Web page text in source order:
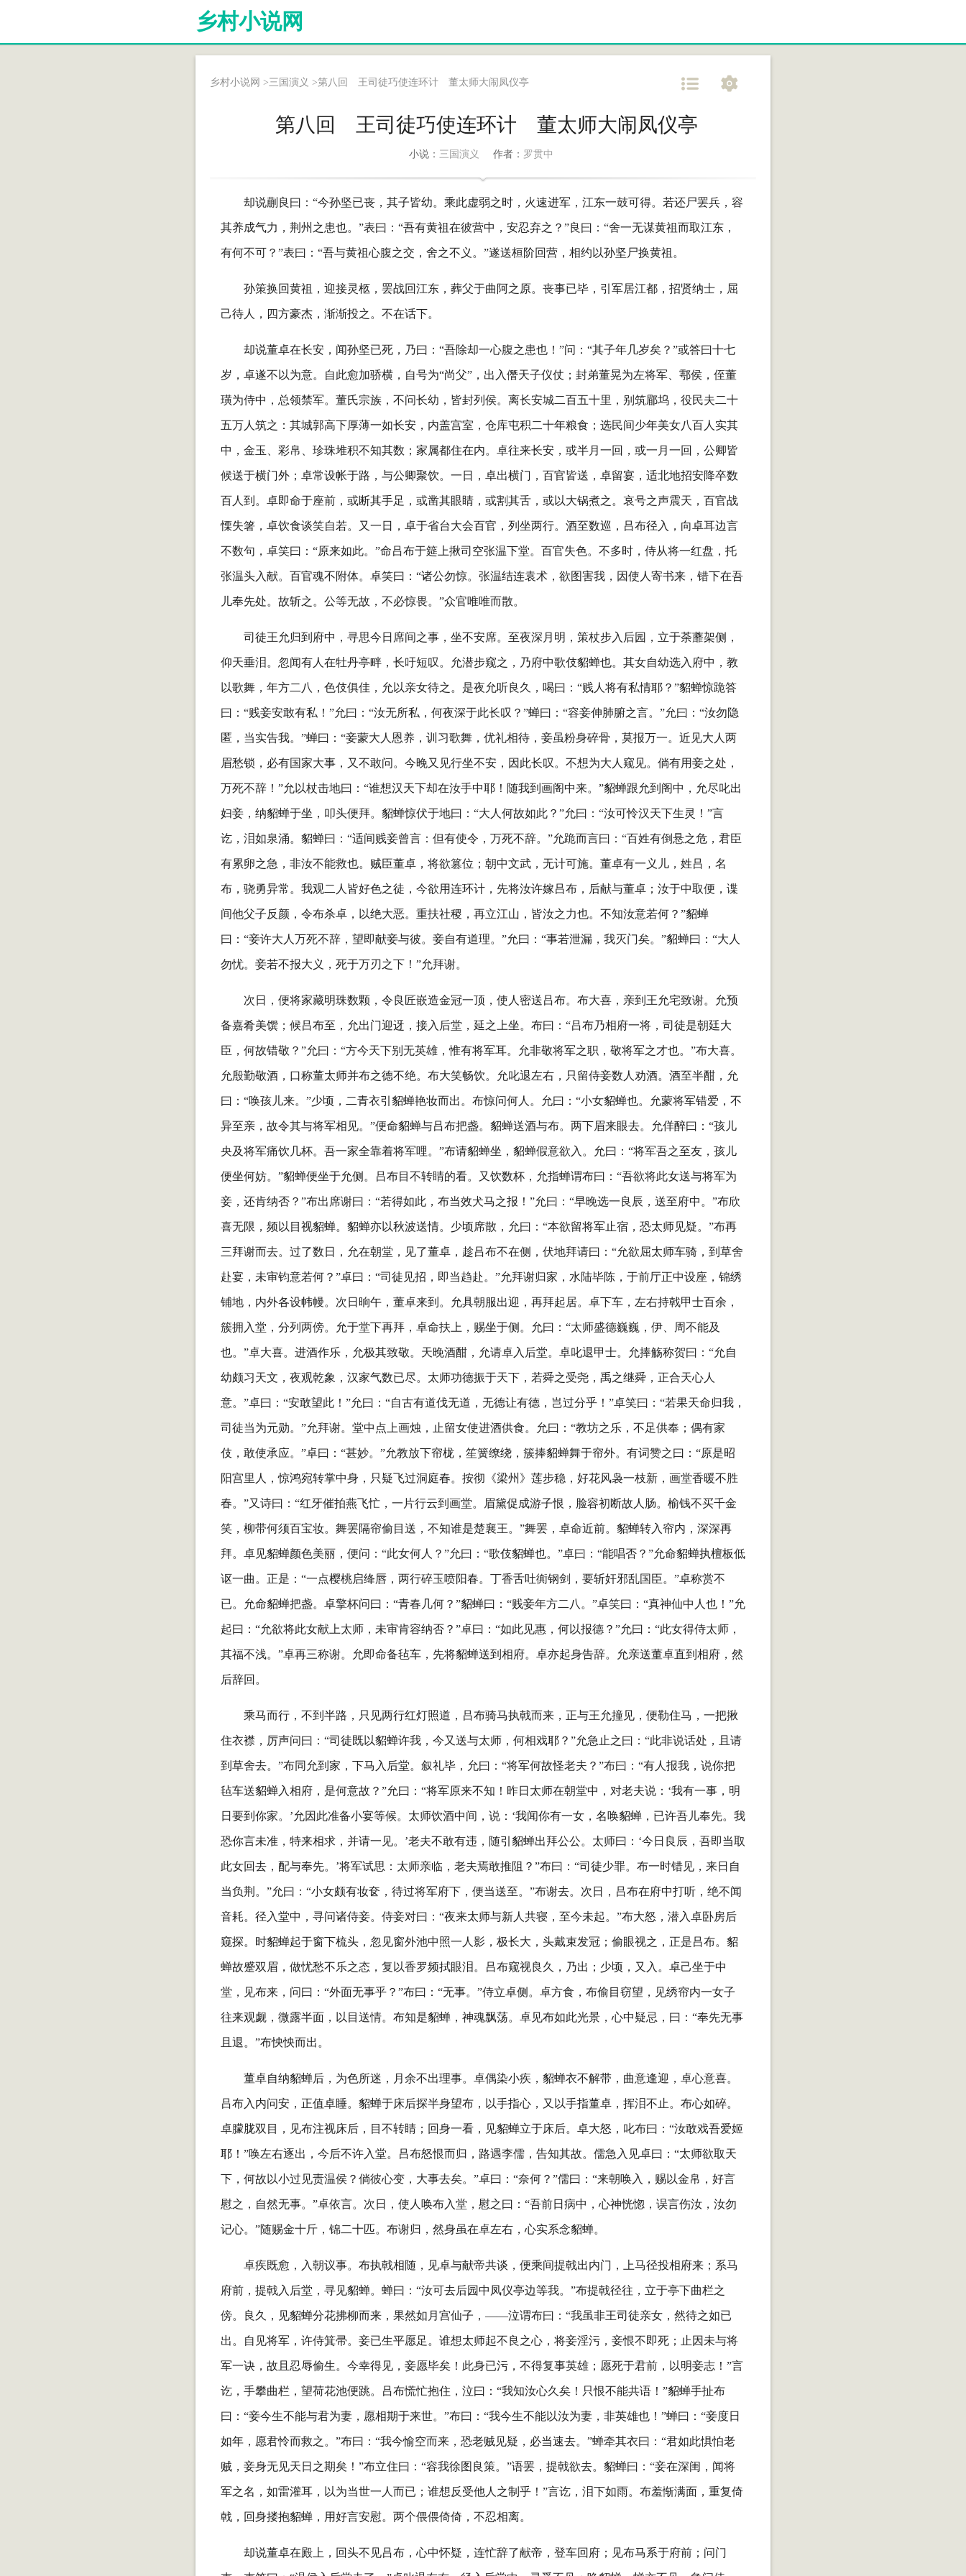
乡村小说网
乡村小说网 >三国演义 >第八回 王司徒巧使连环计 董太师大闹凤仪亭
第八回 王司徒巧使连环计 董太师大闹凤仪亭
小说： 三国演义 作者： 罗贯中
却说蒯良曰：“今孙坚已丧，其子皆幼。乘此虚弱之时，火速进军，江东一鼓可得。若还尸罢兵，容
其养成气力，荆州之患也。”表曰：“吾有黄祖在彼营中，安忍弃之？”良曰：“舍一无谋黄祖而取江东，
有何不可？”表曰：“吾与黄祖心腹之交，舍之不义。”遂送桓阶回营，相约以孙坚尸换黄祖。
孙策换回黄祖，迎接灵柩，罢战回江东，葬父于曲阿之原。丧事已毕，引军居江都，招贤纳士，屈
己待人，四方豪杰，渐渐投之。不在话下。
却说董卓在长安，闻孙坚已死，乃曰：“吾除却一心腹之患也！”问：“其子年几岁矣？”或答曰十七
岁，卓遂不以为意。自此愈加骄横，自号为“尚父”，出入僭天子仪仗；封弟董晃为左将军、鄠侯，侄董
璜为侍中，总领禁军。董氏宗族，不问长幼，皆封列侯。离长安城二百五十里，别筑郿坞，役民夫二十
五万人筑之：其城郭高下厚薄一如长安，内盖宫室，仓库屯积二十年粮食；选民间少年美女八百人实其
中，金玉、彩帛、珍珠堆积不知其数；家属都住在内。卓往来长安，或半月一回，或一月一回，公卿皆
候送于横门外；卓常设帐于路，与公卿聚饮。一日，卓出横门，百官皆送，卓留宴，适北地招安降卒数
百人到。卓即命于座前，或断其手足，或凿其眼睛，或割其舌，或以大锅煮之。哀号之声震天，百官战
慄失箸，卓饮食谈笑自若。又一日，卓于省台大会百官，列坐两行。酒至数巡，吕布径入，向卓耳边言
不数句，卓笑曰：“原来如此。”命吕布于筵上揪司空张温下堂。百官失色。不多时，侍从将一红盘，托
张温头入献。百官魂不附体。卓笑曰：“诸公勿惊。张温结连袁术，欲图害我，因使人寄书来，错下在吾
儿奉先处。故斩之。公等无故，不必惊畏。”众官唯唯而散。
司徒王允归到府中，寻思今日席间之事，坐不安席。至夜深月明，策杖步入后园，立于荼蘼架侧，
仰天垂泪。忽闻有人在牡丹亭畔，长吁短叹。允潜步窥之，乃府中歌伎貂蝉也。其女自幼选入府中，教
以歌舞，年方二八，色伎俱佳，允以亲女待之。是夜允听良久，喝曰：“贱人将有私情耶？”貂蝉惊跪答
曰：“贱妾安敢有私！”允曰：“汝无所私，何夜深于此长叹？”蝉曰：“容妾伸肺腑之言。”允曰：“汝勿隐
匿，当实告我。”蝉曰：“妾蒙大人恩养，训习歌舞，优礼相待，妾虽粉身碎骨，莫报万一。近见大人两
眉愁锁，必有国家大事，又不敢问。今晚又见行坐不安，因此长叹。不想为大人窥见。倘有用妾之处，
万死不辞！”允以杖击地曰：“谁想汉天下却在汝手中耶！随我到画阁中来。”貂蝉跟允到阁中，允尽叱出
妇妾，纳貂蝉于坐，叩头便拜。貂蝉惊伏于地曰：“大人何故如此？”允曰：“汝可怜汉天下生灵！”言
讫，泪如泉涌。貂蝉曰：“适间贱妾曾言：但有使令，万死不辞。”允跪而言曰：“百姓有倒悬之危，君臣
有累卵之急，非汝不能救也。贼臣董卓，将欲篡位；朝中文武，无计可施。董卓有一义儿，姓吕，名
布，骁勇异常。我观二人皆好色之徒，今欲用连环计，先将汝许嫁吕布，后献与董卓；汝于中取便，谍
间他父子反颜，令布杀卓，以绝大恶。重扶社稷，再立江山，皆汝之力也。不知汝意若何？”貂蝉
曰：“妾许大人万死不辞，望即献妾与彼。妾自有道理。”允曰：“事若泄漏，我灭门矣。”貂蝉曰：“大人
勿忧。妾若不报大义，死于万刃之下！”允拜谢。
次日，便将家藏明珠数颗，令良匠嵌造金冠一顶，使人密送吕布。布大喜，亲到王允宅致谢。允预
备嘉肴美馔；候吕布至，允出门迎迓，接入后堂，延之上坐。布曰：“吕布乃相府一将，司徒是朝廷大
臣，何故错敬？”允曰：“方今天下别无英雄，惟有将军耳。允非敬将军之职，敬将军之才也。”布大喜。
允殷勤敬酒，口称董太师并布之德不绝。布大笑畅饮。允叱退左右，只留侍妾数人劝酒。酒至半酣，允
曰：“唤孩儿来。”少顷，二青衣引貂蝉艳妆而出。布惊问何人。允曰：“小女貂蝉也。允蒙将军错爱，不
异至亲，故令其与将军相见。”便命貂蝉与吕布把盏。貂蝉送酒与布。两下眉来眼去。允佯醉曰：“孩儿
央及将军痛饮几杯。吾一家全靠着将军哩。”布请貂蝉坐，貂蝉假意欲入。允曰：“将军吾之至友，孩儿
便坐何妨。”貂蝉便坐于允侧。吕布目不转睛的看。又饮数杯，允指蝉谓布曰：“吾欲将此女送与将军为
妾，还肯纳否？”布出席谢曰：“若得如此，布当效犬马之报！”允曰：“早晚选一良辰，送至府中。”布欣
喜无限，频以目视貂蝉。貂蝉亦以秋波送情。少顷席散，允曰：“本欲留将军止宿，恐太师见疑。”布再
三拜谢而去。过了数日，允在朝堂，见了董卓，趁吕布不在侧，伏地拜请曰：“允欲屈太师车骑，到草舍
赴宴，未审钧意若何？”卓曰：“司徒见招，即当趋赴。”允拜谢归家，水陆毕陈，于前厅正中设座，锦绣
铺地，内外各设帏幔。次日晌午，董卓来到。允具朝服出迎，再拜起居。卓下车，左右持戟甲士百余，
簇拥入堂，分列两傍。允于堂下再拜，卓命扶上，赐坐于侧。允曰：“太师盛德巍巍，伊、周不能及
也。”卓大喜。进酒作乐，允极其致敬。天晚酒酣，允请卓入后堂。卓叱退甲士。允捧觞称贺曰：“允自
幼颇习天文，夜观乾象，汉家气数已尽。太师功德振于天下，若舜之受尧，禹之继舜，正合天心人
意。”卓曰：“安敢望此！”允曰：“自古有道伐无道，无德让有德，岂过分乎！”卓笑曰：“若果天命归我，
司徒当为元勋。”允拜谢。堂中点上画烛，止留女使进酒供食。允曰：“教坊之乐，不足供奉；偶有家
伎，敢使承应。”卓曰：“甚妙。”允教放下帘栊，笙簧缭绕，簇捧貂蝉舞于帘外。有词赞之曰：“原是昭
阳宫里人，惊鸿宛转掌中身，只疑飞过洞庭春。按彻《梁州》莲步稳，好花风袅一枝新，画堂香暖不胜
春。”又诗曰：“红牙催拍燕飞忙，一片行云到画堂。眉黛促成游子恨，脸容初断故人肠。榆钱不买千金
笑，柳带何须百宝妆。舞罢隔帘偷目送，不知谁是楚襄王。”舞罢，卓命近前。貂蝉转入帘内，深深再
拜。卓见貂蝉颜色美丽，便问：“此女何人？”允曰：“歌伎貂蝉也。”卓曰：“能唱否？”允命貂蝉执檀板低
讴一曲。正是：“一点樱桃启绛唇，两行碎玉喷阳春。丁香舌吐衠钢剑，要斩奸邪乱国臣。”卓称赏不
已。允命貂蝉把盏。卓擎杯问曰：“青春几何？”貂蝉曰：“贱妾年方二八。”卓笑曰：“真神仙中人也！”允
起曰：“允欲将此女献上太师，未审肯容纳否？”卓曰：“如此见惠，何以报德？”允曰：“此女得侍太师，
其福不浅。”卓再三称谢。允即命备毡车，先将貂蝉送到相府。卓亦起身告辞。允亲送董卓直到相府，然
后辞回。
乘马而行，不到半路，只见两行红灯照道，吕布骑马执戟而来，正与王允撞见，便勒住马，一把揪
住衣襟，厉声问曰：“司徒既以貂蝉许我，今又送与太师，何相戏耶？”允急止之曰：“此非说话处，且请
到草舍去。”布同允到家，下马入后堂。叙礼毕，允曰：“将军何故怪老夫？”布曰：“有人报我，说你把
毡车送貂蝉入相府，是何意故？”允曰：“将军原来不知！昨日太师在朝堂中，对老夫说：‘我有一事，明
日要到你家。’允因此准备小宴等候。太师饮酒中间，说：‘我闻你有一女，名唤貂蝉，已许吾儿奉先。我
恐你言未准，特来相求，并请一见。’老夫不敢有违，随引貂蝉出拜公公。太师曰：‘今日良辰，吾即当取
此女回去，配与奉先。’将军试思：太师亲临，老夫焉敢推阻？”布曰：“司徒少罪。布一时错见，来日自
当负荆。”允曰：“小女颇有妆奁，待过将军府下，便当送至。”布谢去。次日，吕布在府中打听，绝不闻
音耗。径入堂中，寻问诸侍妾。侍妾对曰：“夜来太师与新人共寝，至今未起。”布大怒，潜入卓卧房后
窥探。时貂蝉起于窗下梳头，忽见窗外池中照一人影，极长大，头戴束发冠；偷眼视之，正是吕布。貂
蝉故蹙双眉，做忧愁不乐之态，复以香罗频拭眼泪。吕布窥视良久，乃出；少顷，又入。卓己坐于中
堂，见布来，问曰：“外面无事乎？”布曰：“无事。”侍立卓侧。卓方食，布偷目窃望，见绣帘内一女子
往来观觑，微露半面，以目送情。布知是貂蝉，神魂飘荡。卓见布如此光景，心中疑忌，曰：“奉先无事
且退。”布怏怏而出。
董卓自纳貂蝉后，为色所迷，月余不出理事。卓偶染小疾，貂蝉衣不解带，曲意逢迎，卓心意喜。
吕布入内问安，正值卓睡。貂蝉于床后探半身望布，以手指心，又以手指董卓，挥泪不止。布心如碎。
卓朦胧双目，见布注视床后，目不转睛；回身一看，见貂蝉立于床后。卓大怒，叱布曰：“汝敢戏吾爱姬
耶！”唤左右逐出，今后不许入堂。吕布怒恨而归，路遇李儒，告知其故。儒急入见卓曰：“太师欲取天
下，何故以小过见责温侯？倘彼心变，大事去矣。”卓曰：“奈何？”儒曰：“来朝唤入，赐以金帛，好言
慰之，自然无事。”卓依言。次日，使人唤布入堂，慰之曰：“吾前日病中，心神恍惚，误言伤汝，汝勿
记心。”随赐金十斤，锦二十匹。布谢归，然身虽在卓左右，心实系念貂蝉。
卓疾既愈，入朝议事。布执戟相随，见卓与献帝共谈，便乘间提戟出内门，上马径投相府来；系马
府前，提戟入后堂，寻见貂蝉。蝉曰：“汝可去后园中凤仪亭边等我。”布提戟径往，立于亭下曲栏之
傍。良久，见貂蝉分花拂柳而来，果然如月宫仙子，——泣谓布曰：“我虽非王司徒亲女，然待之如已
出。自见将军，许侍箕帚。妾已生平愿足。谁想太师起不良之心，将妾淫污，妾恨不即死；止因未与将
军一诀，故且忍辱偷生。今幸得见，妾愿毕矣！此身已污，不得复事英雄；愿死于君前，以明妾志！”言
讫，手攀曲栏，望荷花池便跳。吕布慌忙抱住，泣曰：“我知汝心久矣！只恨不能共语！”貂蝉手扯布
曰：“妾今生不能与君为妻，愿相期于来世。”布曰：“我今生不能以汝为妻，非英雄也！”蝉曰：“妾度日
如年，愿君怜而救之。”布曰：“我今愉空而来，恐老贼见疑，必当速去。”蝉牵其衣曰：“君如此惧怕老
贼，妾身无见天日之期矣！”布立住曰：“容我徐图良策。”语罢，提戟欲去。貂蝉曰：“妾在深闺，闻将
军之名，如雷灌耳，以为当世一人而已；谁想反受他人之制乎！”言讫，泪下如雨。布羞惭满面，重复倚
戟，回身搂抱貂蝉，用好言安慰。两个偎偎倚倚，不忍相离。
却说董卓在殿上，回头不见吕布，心中怀疑，连忙辞了献帝，登车回府；见布马系于府前；问门